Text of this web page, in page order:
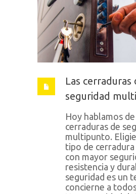
Las cerraduras
seguridad
Hoy hablamos
cerraduras de
multipunto.
tipo de
con mayor
resistencia y
seguridad es un
concierne a